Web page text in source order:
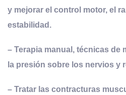
y mejorar el control motor, el
estabilidad.
– Terapia manual, técnicas de
la presión sobre los nervios y
– Tratar las contracturas